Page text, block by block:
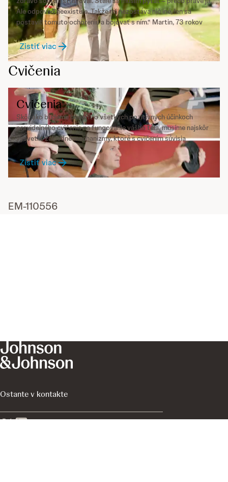
Ale odpoveď neexistuje. Takže mi nezostáva nič iné, len sa
postaviť tomuto ochoreniu a bojovať s ním.“ Martin, 73 rokov
Zistiť viac
Cvičenia
Cvičenia
Skôr ako budeme hovoriť o všetkých pozitívnych účinkoch
pravidelného cvičenia na fungovanie vášho tela, musíme najskôr
vysvetliť základné mechanizmy, ktoré s cvičením súvisia
Zistiť viac
EM-110556
Ostante v kontakte